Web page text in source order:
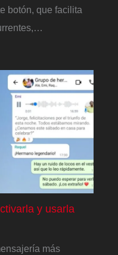
botón, que facilita
y usarla
más